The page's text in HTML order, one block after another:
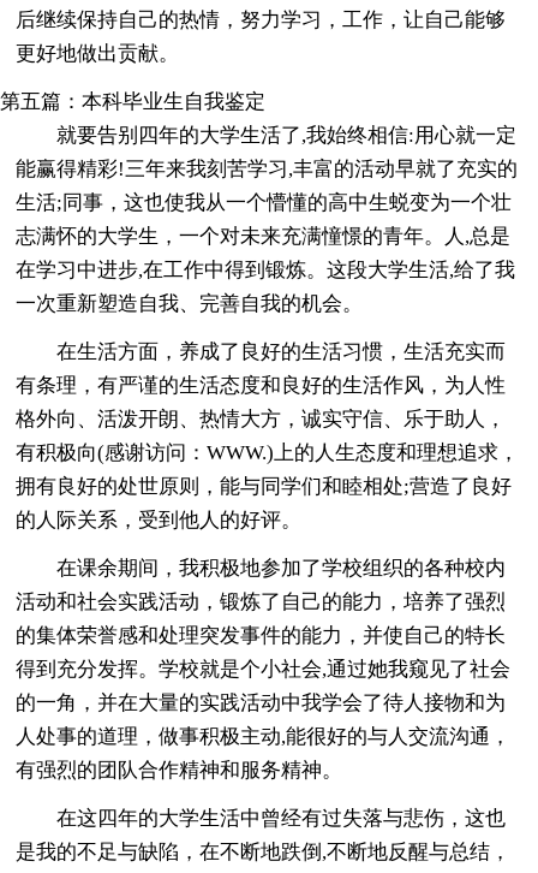
后继续保持自己的热情，努力学习，工作，让自己能够
更好地做出贡献。
第五篇：本科毕业生自我鉴定
就要告别四年的大学生活了,我始终相信:用心就一定
能赢得精彩!三年来我刻苦学习,丰富的活动早就了充实的
生活;同事，这也使我从一个懵懂的高中生蜕变为一个壮
志满怀的大学生，一个对未来充满憧憬的青年。人,总是
在学习中进步,在工作中得到锻炼。这段大学生活,给了我
一次重新塑造自我、完善自我的机会。
在生活方面，养成了良好的生活习惯，生活充实而
有条理，有严谨的生活态度和良好的生活作风，为人性
格外向、活泼开朗、热情大方，诚实守信、乐于助人，
有积极向(感谢访问：WWW.)上的人生态度和理想追求，
拥有良好的处世原则，能与同学们和睦相处;营造了良好
的人际关系，受到他人的好评。
在课余期间，我积极地参加了学校组织的各种校内
活动和社会实践活动，锻炼了自己的能力，培养了强烈
的集体荣誉感和处理突发事件的能力，并使自己的特长
得到充分发挥。学校就是个小社会,通过她我窥见了社会
的一角，并在大量的实践活动中我学会了待人接物和为
人处事的道理，做事积极主动,能很好的与人交流沟通，
有强烈的团队合作精神和服务精神。
在这四年的大学生活中曾经有过失落与悲伤，这也
是我的不足与缺陷，在不断地跌倒,不断地反醒与总结，